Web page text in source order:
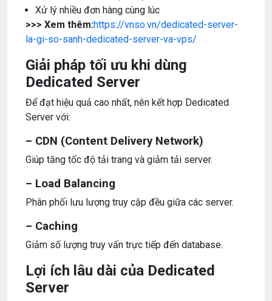
Xử lý nhiều đơn hàng cùng lúc
>>> Xem thêm:https://vnso.vn/dedicated-server-
la-gi-so-sanh-dedicated-server-va-vps/
Giải pháp tối ưu khi dùng
Dedicated Server
Để đạt hiệu quả cao nhất, nên kết hợp Dedicated
Server với:
– CDN (Content Delivery Network)
Giúp tăng tốc độ tải trang và giảm tải server.
– Load Balancing
Phân phối lưu lượng truy cập đều giữa các server.
– Caching
Giảm số lượng truy vấn trực tiếp đến database.
Lợi ích lâu dài của Dedicated
Server